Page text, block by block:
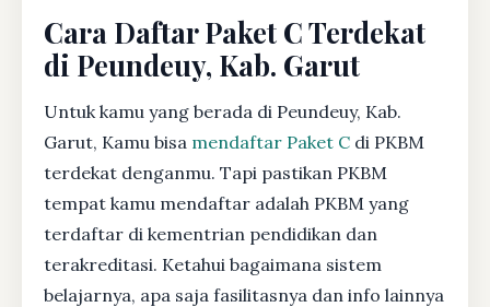
Cara Daftar Paket C Terdekat
di Peundeuy, Kab. Garut
Untuk kamu yang berada di Peundeuy, Kab.
Garut, Kamu bisa mendaftar Paket C di PKBM
terdekat denganmu. Tapi pastikan PKBM
tempat kamu mendaftar adalah PKBM yang
terdaftar di kementrian pendidikan dan
terakreditasi. Ketahui bagaimana sistem
belajarnya, apa saja fasilitasnya dan info lainnya